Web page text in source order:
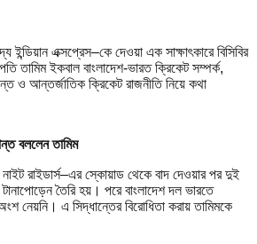
ইন্ডিয়ান এক্সপ্রেস–কে দেওয়া এক সাক্ষাৎকারে বিসিবির
তামিম ইকবাল বাংলাদেশ-ভারত ক্রিকেট সম্পর্ক,
ও আন্তর্জাতিক ক্রিকেট রাজনীতি নিয়ে কথা
বললেন তামিম
রাইডার্স–এর স্কোয়াড থেকে বাদ দেওয়ার পর দুই
তৈরি হয়। পরে বাংলাদেশ দল ভারতে
অংশ নেয়নি। এ সিদ্ধান্তের বিরোধিতা করায় তামিমকে